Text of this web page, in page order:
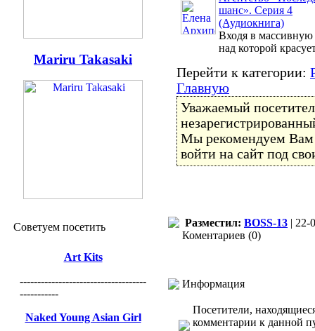
Mariru Takasaki
Советуем посетить
Art Kits
------------------------------------
-----------
Naked Young Asian Girl
шанс». Серия 4
(Аудиокнига)
Входя в массивную
над которой
Перейти к категории:
Главную
Уважаемый
Мы рекомендуем
войти на сайт под
Разместил: BOSS-13 | 22-
Коментариев (0)
Информация
Посетители,
комментарии к данной